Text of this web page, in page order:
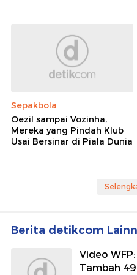
Sepakbola
Oezil sampai Vozinha,
Mereka yang Pindah Klub
Usai Bersinar di Piala Dunia
Berita detikcom
Video
Tambah